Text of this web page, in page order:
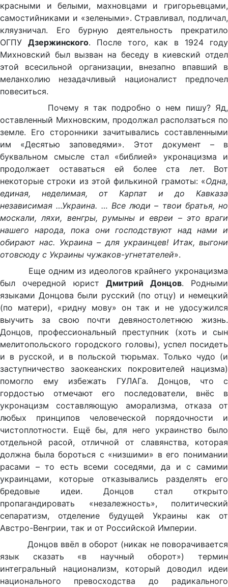
красными и белыми, махновцами и григорьевцами,
самостийниками и «зелеными». Стравливал, подличал,
кляузничал. Его бурную деятельность прекратило
ОГПУ Дзержинского. После того, как в 1924 году
Михновский был вызван на беседу в киевский отдел
этой всесильной организации, внезапно впавший в
меланхолию незадачливый националист предпочел
повеситься.
Почему я так подробно о нем пишу? Яд,
оставленный Михновским, продолжал расползаться по
земле. Его сторонники зачитывались составленными
им «Десятью заповедями». Этот документ – в
буквальном смысле стал «библией» укронацизма и
продолжает оставаться ей более ста лет. Вот
некоторые строки из этой филькиной грамоты: «Одна,
единая, неделимая, от Карпат и до Кавказа
независимая …Украина. … Все люди – твои братья, но
москали, ляхи, венгры, румыны и евреи – это враги
нашего народа, пока они господствуют над нами и
обирают нас. Украина – для украинцев! Итак, выгони
отовсюду с Украины чужаков-угнетателей».
Еще одним из идеологов крайнего укронацизма
был очередной юристДмитрий Донцов. Родными
языками Донцова были русский (по отцу) и немецкий
(по матери), «ридну мову» он так и не удосужился
выучить за свою почти девяностолетнюю жизнь.
Донцов, профессиональный преступник (хоть и сын
мелитопольского городского головы), успел посидеть
и в русской, и в польской тюрьмах. Только чудо (и
заступничество заокеанских покровителей нацизма)
помогло ему избежать ГУЛАГа. Донцов, что с
гордостью отмечают его последователи, внёс в
укронацизм составляющую аморализма, отказа от
любых принципов человеческой порядочности и
чистоплотности. Ещё бы, для него украинство было
отдельной расой, отличной от славянства, которая
должна была бороться с «низшими» в его понимании
расами – то есть всеми соседями, да и с самими
украинцами, которые отказывались разделять его
бредовые идеи. Донцов стал открыто
пропагандировать «незалежность», политический
сепаратизм, отделение будущей Украины как от
Австро-Венгрии, так и от Российской Империи.
Донцов ввёл в оборот (никак не поворачивается
язык сказать «в научный оборот») термин
интегральный национализм, который доводил идеи
национального превосходства до радикального